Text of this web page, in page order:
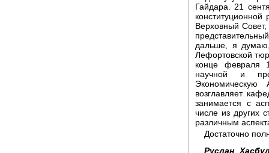
Гайдара. 21
Верховный
дальше, я
Лефортовской
конце февраля
научной и
возглавляет
занимается с
числе из других
различным
Достаточно
Руслан